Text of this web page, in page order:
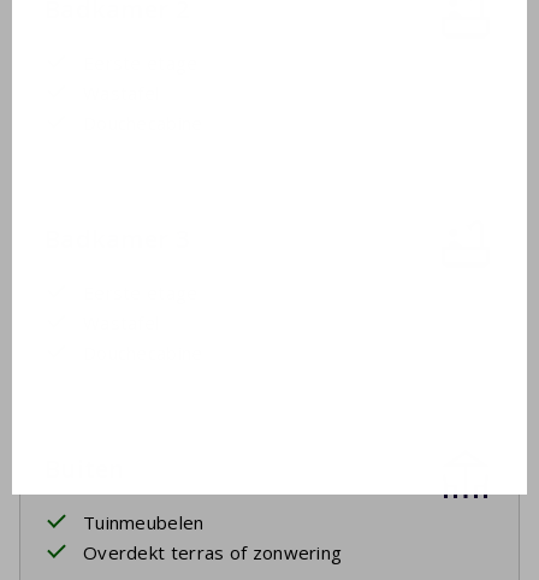
Tuinmeubelen
Overdekt terras of zonwering